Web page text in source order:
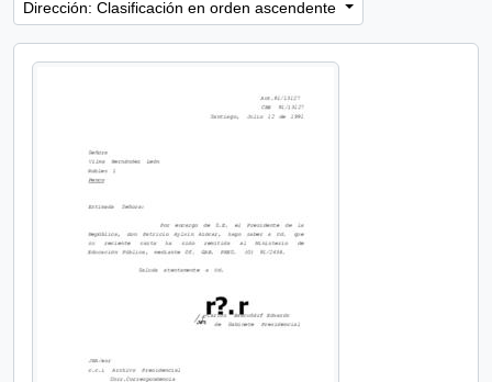
Dirección: Clasificación en orden ascendente